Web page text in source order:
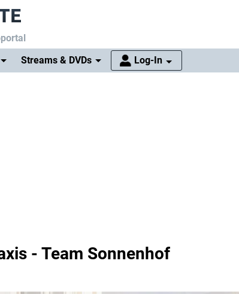
Streams & DVDs Log-In
- Team Sonnenhof